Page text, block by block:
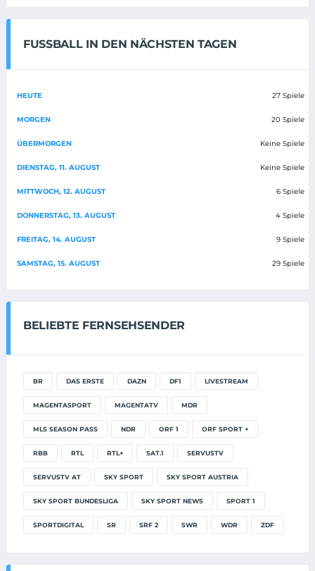
FUSSBALL IN DEN NÄCHSTEN TAGEN
HEUTE 27 Spiele
MORGEN 20 Spiele
ÜBERMORGEN Keine Spiele
DIENSTAG, 11. AUGUST Keine Spiele
MITTWOCH, 12. AUGUST 6 Spiele
DONNERSTAG, 13. AUGUST 4 Spiele
FREITAG, 14. AUGUST 9 Spiele
SAMSTAG, 15. AUGUST 29 Spiele
BELIEBTE FERNSEHSENDER
BR DAS ERSTE DAZN DF1 LIVESTREAM
MAGENTASPORT MAGENTATV MDR
MLS SEASON PASS NDR ORF 1 ORF SPORT +
RBB RTL RTL+ SAT.1 SERVUSTV
SERVUSTV AT SKY SPORT SKY SPORT AUSTRIA
SKY SPORT BUNDESLIGA SKY SPORT NEWS SPORT 1
SPORTDIGITAL SR SRF 2 SWR WDR ZDF